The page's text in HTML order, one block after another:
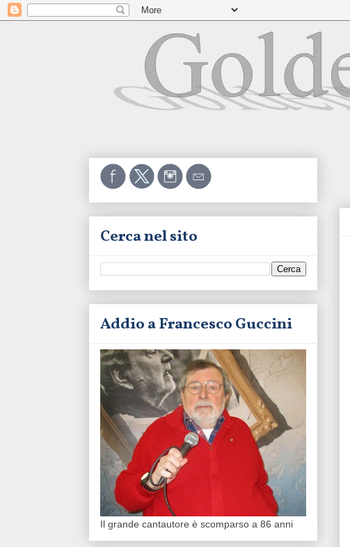
Cerca nel sito
Addio a Francesco Guccini
Il grande cantautore è scomparso a 86 anni